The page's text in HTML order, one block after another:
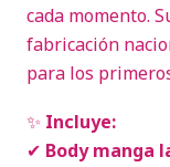
cada momento.
fabricación
para los
✨ Incluye:
✔ Body manga